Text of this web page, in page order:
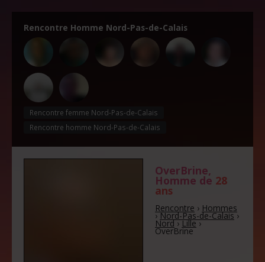
Rencontre Homme Nord-Pas-de-Calais
Rencontre femme Nord-Pas-de-Calais
Rencontre homme Nord-Pas-de-Calais
OverBrine,
Homme de 28
ans
Rencontre › Hommes
›Nord-Pas-de-Calais›
Nord›Lille›
OverBrine